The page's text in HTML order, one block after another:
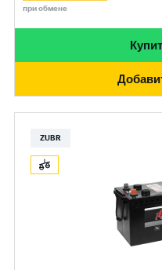
при обмене
ZUBR